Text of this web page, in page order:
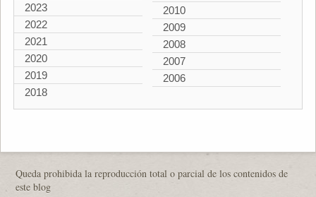
2023
2022
2021
2020
2019
2018
2010
2009
2008
2007
2006
Queda prohibida la reproducción total o parcial de los contenidos de
este blog